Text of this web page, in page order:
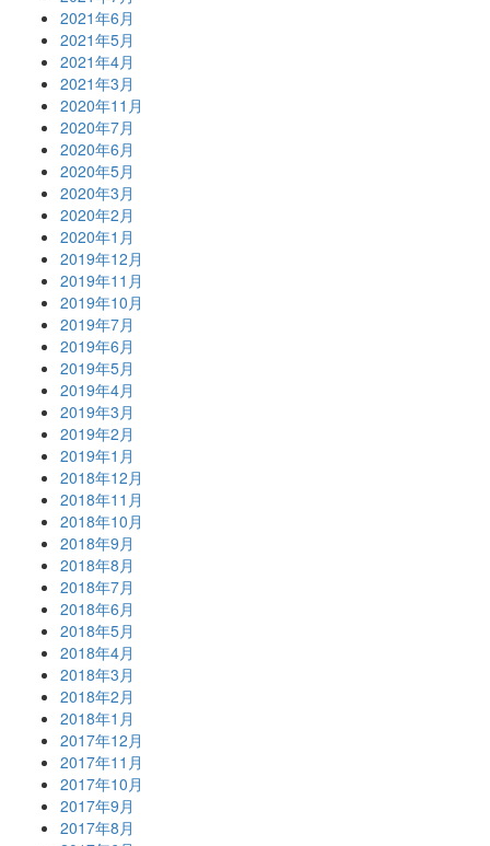
2021年6月
2021年5月
2021年4月
2021年3月
2020年11月
2020年7月
2020年6月
2020年5月
2020年3月
2020年2月
2020年1月
2019年12月
2019年11月
2019年10月
2019年7月
2019年6月
2019年5月
2019年4月
2019年3月
2019年2月
2019年1月
2018年12月
2018年11月
2018年10月
2018年9月
2018年8月
2018年7月
2018年6月
2018年5月
2018年4月
2018年3月
2018年2月
2018年1月
2017年12月
2017年11月
2017年10月
2017年9月
2017年8月